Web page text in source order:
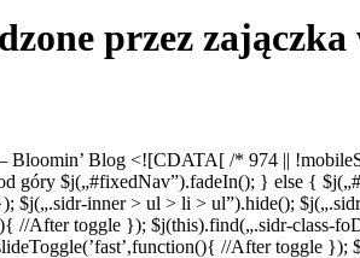
przez zajączka
Bloomin’ Blog <![CDATA[ /* 974 ||
góry $j(„#fixedNav”).fadeIn(); } else {
}); $j(„.sidr-inner > ul > li > ul”).hide();
//After toggle }); $j(this).find(„.sidr-
//After toggle